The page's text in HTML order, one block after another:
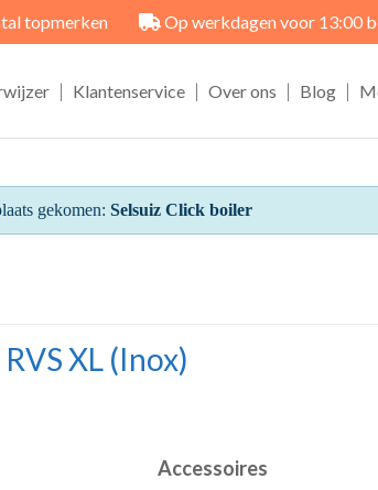
topmerken Op werkdagen voor 13:00
| Klantenservice | Over ons | Blog |
gekomen: Selsuiz Click boiler
XL (Inox)
Accessoires